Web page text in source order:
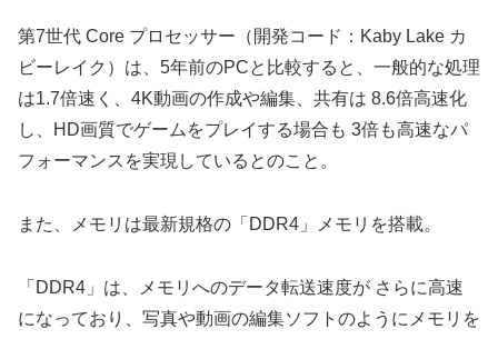
第7世代 Core プロセッサー（開発コード：Kaby Lake カ
ビーレイク）は、5年前のPCと比較すると、一般的な処理
は1.7倍速く、4K動画の作成や編集、共有は 8.6倍高速化
し、HD画質でゲームをプレイする場合も 3倍も高速なパ
フォーマンスを実現しているとのこと。
また、メモリは最新規格の「DDR4」メモリを搭載。
「DDR4」は、メモリへのデータ転送速度が さらに高速
になっており、写真や動画の編集ソフトのようにメモリを